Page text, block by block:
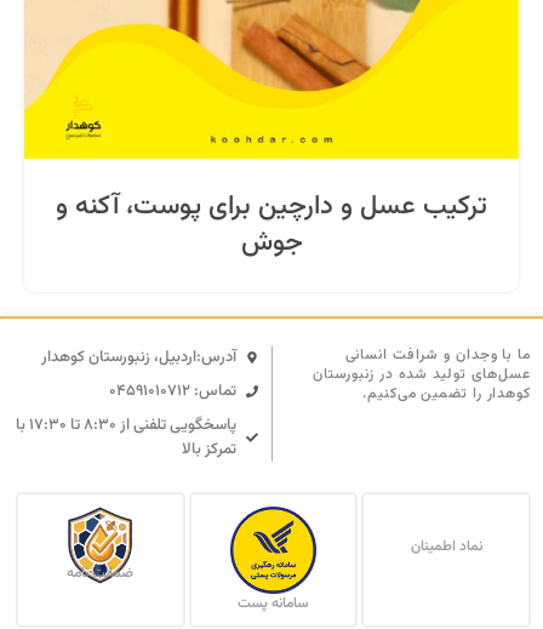
ترکیب عسل و دارچین برای پوست، آکنه و
جوش
آدرس:اردبیل، زنبورستان کوهدار
تماس: 04591010712
پاسخگویی تلفنی از ۸:۳۰ تا ۱۷:۳۰ با
تمرکز بالا
ما با وجدان و شرافت انسانی
عسل‌های تولید شده در زنبورستان
کوهدار را تضمین می‌کنیم.
نماد اطمینان
سامانه پست
ضمانت نامه